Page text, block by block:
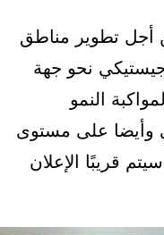
أجل تطوير مناطق
نحو جهة
النمو
وأيضا على مستوى
قريبًا الإعلان